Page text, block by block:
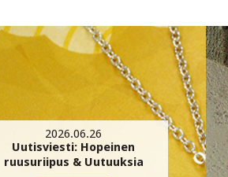
2026.06.26
Uutisviesti: Hopeinen
ruusuriipus & Uutuuksia